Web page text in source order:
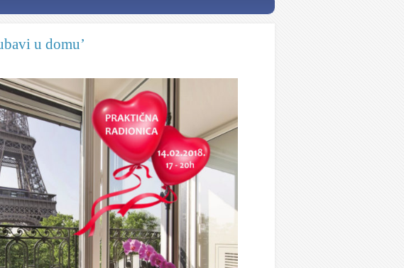
u domu’